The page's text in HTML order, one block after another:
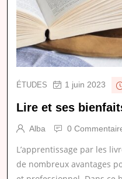
ÉTUDES 1 juin 2023
Lire et ses
Alba 0
L’apprentissage par les
de nombreux avantages